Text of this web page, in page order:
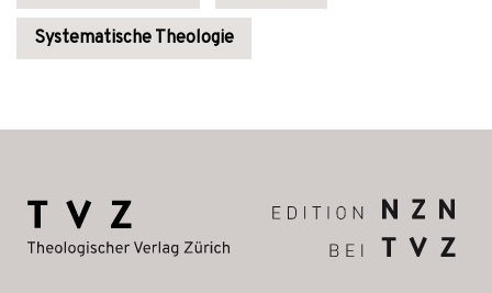
Systematische Theologie